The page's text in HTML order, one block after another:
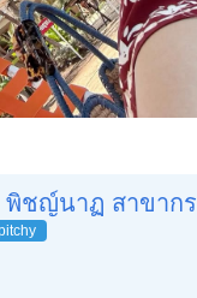
พิชญ์นาฏ สาขากร